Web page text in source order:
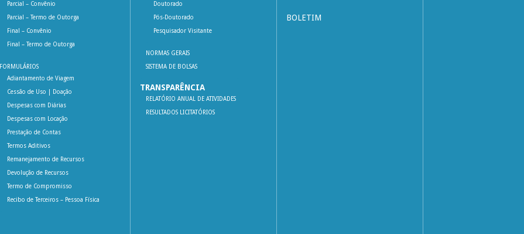
Parcial – Convênio
Parcial – Termo de Outorga
Final – Convênio
Final – Termo de Outorga
FORMULÁRIOS
Adiantamento de Viagem
Cessão de Uso | Doação
Despesas com Diárias
Despesas com Locação
Prestação de Contas
Termos Aditivos
Remanejamento de Recursos
Devolução de Recursos
Termo de Compromisso
Recibo de Terceiros – Pessoa Física
Doutorado
Pós-Doutorado
Pesquisador Visitante
NORMAS GERAIS
SISTEMA DE BOLSAS
TRANSPARÊNCIA
RELATÓRIO ANUAL DE ATIVIDADES
RESULTADOS LICITATÓRIOS
BOLETIM